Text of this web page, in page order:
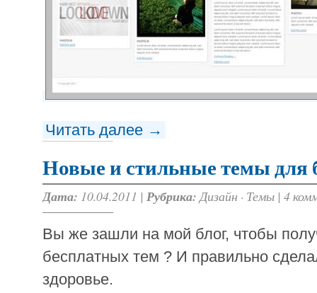
Читать далее →
Новые и стильные темы для
Дата: 10.04.2011 | Рубрика: Дизайн · Темы | 4
Вы же зашли на мой блог, чтобы
бесплатных тем ? И правильно
здоровье.